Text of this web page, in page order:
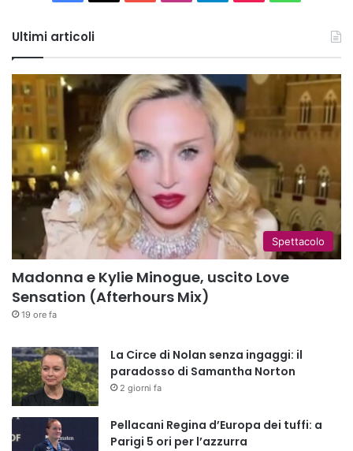
Ultimi articoli
Spettacolo
Madonna e Kylie Minogue, uscito Love
Sensation (Afterhours Mix)
19 ore fa
La Circe di Nolan senza ingaggi: il
paradosso di Samantha Norton
2 giorni fa
Pellacani Regina d’Europa dei tuffi: a
Parigi 5 ori per l’azzurra